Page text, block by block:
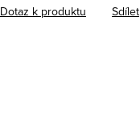
Dotaz k produktu Sdílet